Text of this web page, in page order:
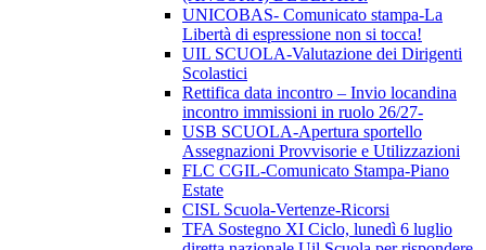
UNICOBAS- Comunicato stampa-La
Libertà di espressione non si tocca!
UIL SCUOLA-Valutazione dei Dirigenti
Scolastici
Rettifica data incontro – Invio locandina
incontro immissioni in ruolo 26/27-
USB SCUOLA-Apertura sportello
Assegnazioni Provvisorie e Utilizzazioni
FLC CGIL-Comunicato Stampa-Piano
Estate
CISL Scuola-Vertenze-Ricorsi
TFA Sostegno XI Ciclo, lunedì 6 luglio